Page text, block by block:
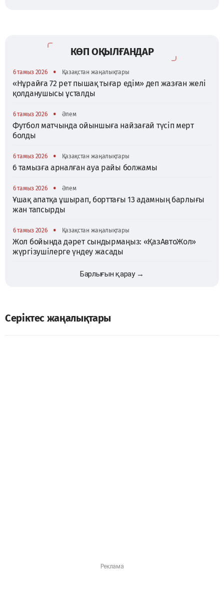
КӨП ОҚЫЛҒАНДАР
6 тамыз 2026 • Қазақстан жаңалықтары
«Нұрайға 72 рет пышақ тығар едім» деп жазған желі
қолданушысы ұсталды
6 тамыз 2026 • Әлем
Футбол матчында ойыншыға найзағай түсіп мерт
болды
6 тамыз 2026 • Қазақстан жаңалықтары
6 тамызға арналған ауа райы болжамы
6 тамыз 2026 • Әлем
Ұшақ апатқа ұшырап, борттағы 13 адамның барлығы
жан тапсырды
6 тамыз 2026 • Қазақстан жаңалықтары
Жол бойында дәрет сындырмаңыз: «ҚазАвтоЖол»
жүргізушілерге үндеу жасады
Барлығын қарау →
Серіктес жаңалықтары